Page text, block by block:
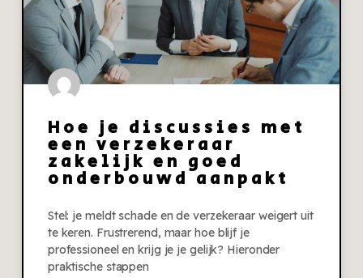
Hoe je discussies met
een verzekeraar
zakelijk en goed
onderbouwd aanpakt
Stel: je meldt schade en de verzekeraar weigert uit
te keren. Frustrerend, maar hoe blijf je
professioneel en krijg je je gelijk? Hieronder
praktische stappen